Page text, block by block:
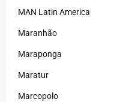
MAN Latin America
Maranhão
Maraponga
Maratur
Marcopolo